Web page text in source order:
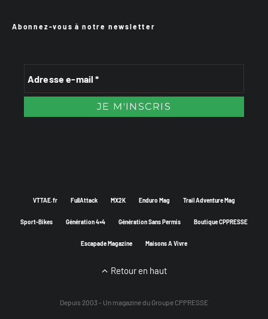
Abonnez-vous à notre newsletter
VTTAE.fr FullAttack MX2K Enduro Mag Trail Adventure Mag
Sport-Bikes Génération 4×4 Génération Sans Permis Boutique CPPRESSE
Escapade Magazine Maisons A Vivre
Retour en haut
Depuis 2003 - Un magazine du Groupe CPPRESSE